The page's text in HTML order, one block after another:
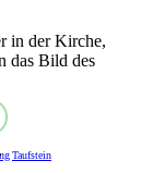
in der Kirche,
das Bild des
Taufstein